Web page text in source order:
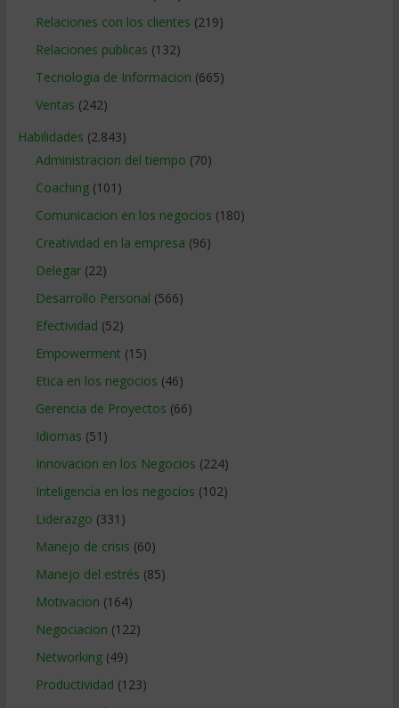
Relaciones con los clientes (219)
Relaciones publicas (132)
Tecnologia de Informacion (665)
Ventas (242)
Habilidades (2.843)
Administracion del tiempo (70)
Coaching(101)
Comunicacion en los negocios (180)
Creatividad en la empresa (96)
Delegar(22)
Desarrollo Personal (566)
Efectividad (52)
Empowerment (15)
Etica en los negocios (46)
Gerencia de Proyectos (66)
Idiomas (51)
Innovacion en los Negocios (224)
Inteligencia en los negocios (102)
Liderazgo (331)
Manejo de crisis (60)
Manejo del estrés (85)
Motivacion (164)
Negociacion (122)
Networking(49)
Productividad (123)